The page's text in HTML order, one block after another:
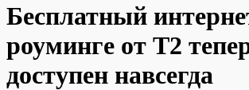
Бесплатный
роуминге от T2
доступен навсегда